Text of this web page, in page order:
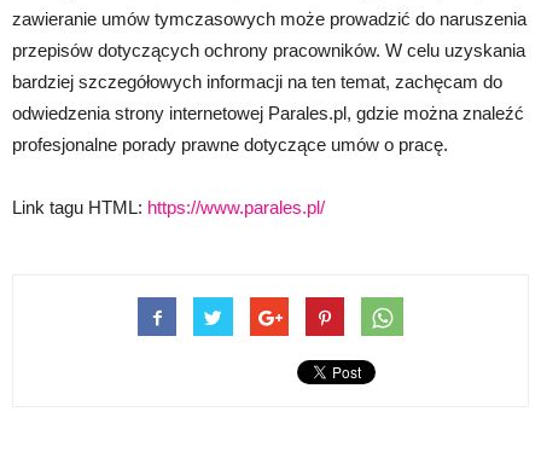
zawieranie umów tymczasowych może prowadzić do naruszenia
przepisów dotyczących ochrony pracowników. W celu uzyskania
bardziej szczegółowych informacji na ten temat, zachęcam do
odwiedzenia strony internetowej Parales.pl, gdzie można znaleźć
profesjonalne porady prawne dotyczące umów o pracę.
Link tagu HTML: https://www.parales.pl/